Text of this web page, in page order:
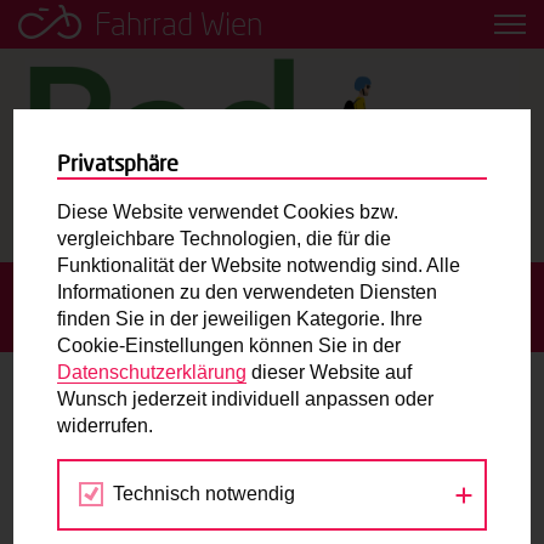
Fahrrad Wien
Leih dir einfach ein Transportfahrrad in deiner Nähe aus!
Mobilitätsbildung für Kinder und
Jugendliche
Radweg-Projektkarte
Routenplaner
Mit dem Fahrrad in Wien unterwegs? Hier finden Sie die
beste Route.
Wunschbox
Sie haben ein Anliegen zum Radverkehr? Schreiben Sie
STARTSEITE BLOG
UNSERE INFRASTRUKTUR-
EXPERTISE AM RADGIPFEL 2024
Unsere Infrastruktur-Expertise am
Radgipfel 2024
Privatsphäre
Diese Website verwendet Cookies bzw.
vergleichbare Technologien, die für die
Funktionalität der Website notwendig sind. Alle
Informationen zu den verwendeten Diensten
finden Sie in der jeweiligen Kategorie. Ihre
Cookie-Einstellungen können Sie in der
Datenschutzerklärung dieser Website auf
Wunsch jederzeit individuell anpassen oder
widerrufen.
Technisch notwendig